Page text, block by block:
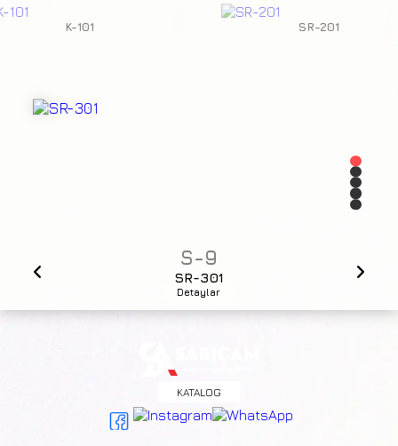
SR-201
K-101
S-9
SR-301
Detaylar
KATALOG